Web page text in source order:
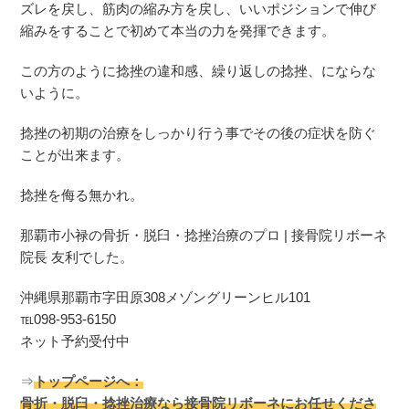
ズレを戻し、筋肉の縮み方を戻し、いいポジションで伸び
縮みをすることで初めて本当の力を発揮できます。
この方のように捻挫の違和感、繰り返しの捻挫、にならな
いように。
捻挫の初期の治療をしっかり行う事でその後の症状を防ぐ
ことが出来ます。
捻挫を侮る無かれ。
那覇市小禄の骨折・脱臼・捻挫治療のプロ | 接骨院リボーネ
院長 友利でした。
沖縄県那覇市字田原308メゾングリーンヒル101
℡098-953-6150
ネット予約受付中
⇒トップページへ：
骨折・脱臼・捻挫治療なら接骨院リボーネにお任せくださ